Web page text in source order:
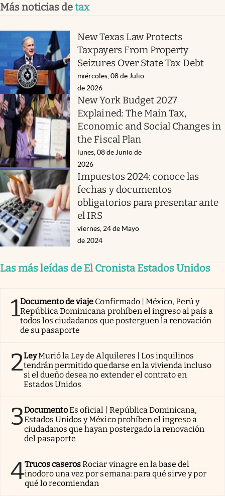
Más noticias detax
New Texas Law Protects
Taxpayers From Property
Seizures Over State Tax Debt
miércoles, 08 de Julio
de 2026
New York Budget 2027
Explained: The Main Tax,
Economic and Social Changes in
the Fiscal Plan
lunes, 08 de Junio de
2026
Impuestos 2024: conoce las
fechas y documentos
obligatorios para presentar ante
el IRS
viernes, 24 de Mayo
de 2024
Las más leídas de El Cronista Estados Unidos
1Documento de viaje Confirmado | México, Perú y
República Dominicana prohíben el ingreso al país a
todos los ciudadanos que posterguen la renovación
de su pasaporte
2LeyMurió la Ley de Alquileres | Los inquilinos
tendrán permitido quedarse en la vivienda incluso
si el dueño desea no extender el contrato en
Estados Unidos
3DocumentoEs oficial | República Dominicana,
Estados Unidos y México prohíben el ingreso a
ciudadanos que hayan postergado la renovación
del pasaporte
4Trucos caserosRociar vinagre en la base del
inodoro una vez por semana: para qué sirve y por
qué lo recomiendan